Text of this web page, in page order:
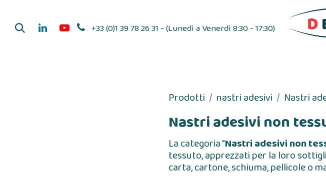
+33 (0)1 39 78 26 31 - (Lunedì a Venerdì 8:30 - 17:30)
Prodotti
nastri adesivi Nastri
Nastri adesivi non
La categoria "Nastri adesivi non
tessuto, apprezzati per la loro
carta, cartone, schiuma, pellicole o